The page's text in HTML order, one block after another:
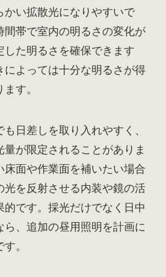
かい拡散光になりやすいで
間帯で室内の明るさの変化が
した明るさを確保できます
によっては十分な明るさが得
す。
日差しを取り入れやすく、
が限定されることがありま
床面や作業面を補いたい場合
光を反射させる内装や鏡の活
的です。採光だけでなく日中
ら、追加の昼用照明を計画に
。